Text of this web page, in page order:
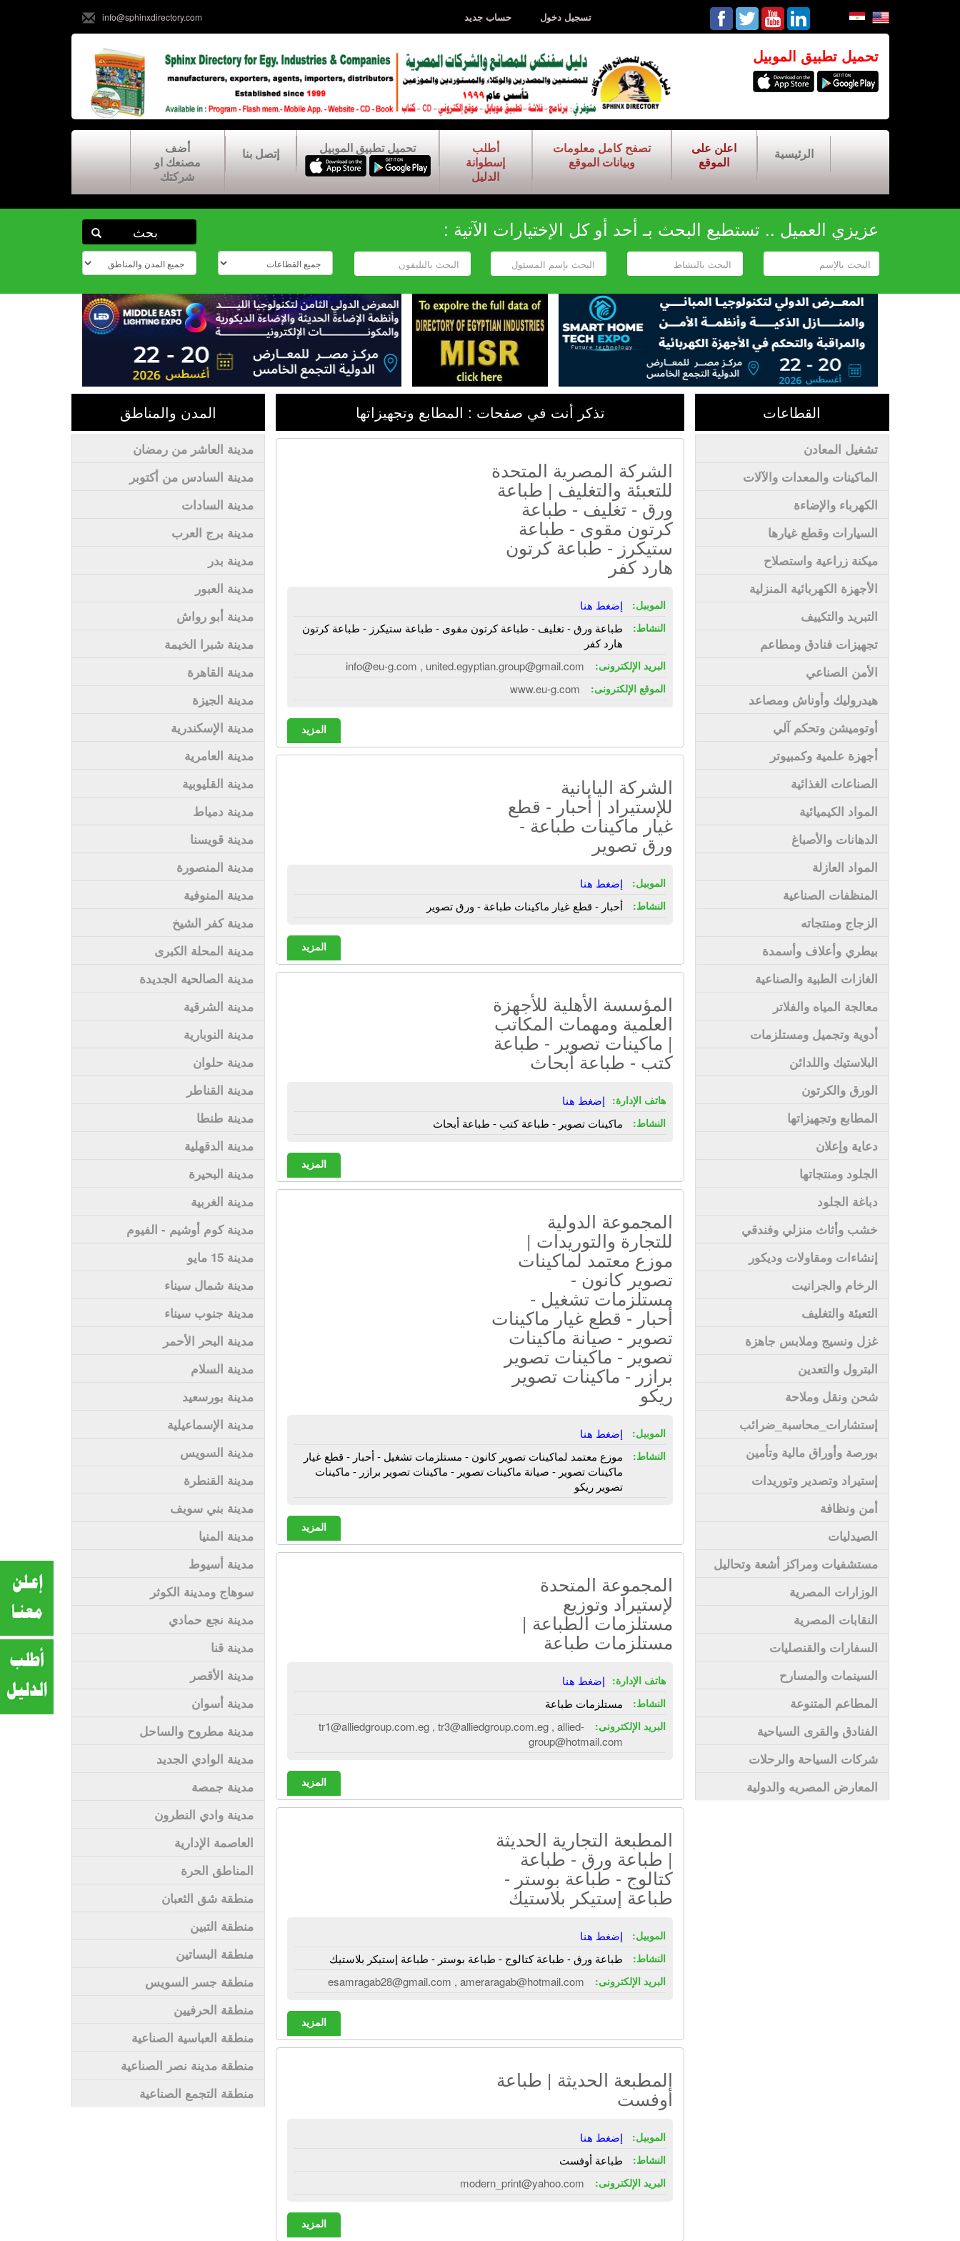
تسجيل دخول حساب جديد info@sphinxdirectory.com
تحميل تطبيق الموبيل
الرئيسية
اعلن على
الموقع
تصفح كامل معلومات
وبيانات الموقع
أطلب
إسطوانة
الدليل
تحميل تطبيق الموبيل إتصل بنا
أضف
مصنعك او
شركتك
عزيزي العميل .. تستطيع البحث بـ أحد أو كل الإختيارات الآتية :
القطاعات
تشغيل المعادن
الماكينات والمعدات والآلات
الكهرباء والإضاءة
السيارات وقطع غيارها
ميكنة زراعية واستصلاح
الأجهزة الكهربائية المنزلية
التبريد والتكييف
تجهيزات فنادق ومطاعم
الأمن الصناعي
هيدروليك وأوناش ومصاعد
أوتوميشن وتحكم آلي
أجهزة علمية وكمبيوتر
الصناعات الغذائية
المواد الكيميائية
الدهانات والأصباغ
المواد العازلة
المنظفات الصناعية
الزجاج ومنتجاته
بيطري وأعلاف وأسمدة
الغازات الطبية والصناعية
معالجة المياه والفلاتر
أدوية وتجميل ومستلزمات
البلاستيك واللدائن
الورق والكرتون
المطابع وتجهيزاتها
دعاية وإعلان
الجلود ومنتجاتها
دباغة الجلود
خشب وأثاث منزلي وفندقي
إنشاءات ومقاولات وديكور
الرخام والجرانيت
التعبئة والتغليف
غزل ونسيج وملابس جاهزة
البترول والتعدين
شحن ونقل وملاحة
إستشارات_محاسبة_ضرائب
بورصة وأوراق مالية وتأمين
إستيراد وتصدير وتوريدات
أمن ونظافة
الصيدليات
مستشفيات ومراكز أشعة وتحاليل
الوزارات المصرية
النقابات المصرية
السفارات والقنصليات
السينمات والمسارح
المطاعم المتنوعة
الفنادق والقرى السياحية
شركات السياحة والرحلات
المعارض المصريه والدولية
تذكر أنت في صفحات : المطابع وتجهيزاتها
الشركة المصرية المتحدة
للتعبئة والتغليف | طباعة
ورق - تغليف - طباعة
كرتون مقوى - طباعة
ستيكرز - طباعة كرتون
هارد كفر
الموبيل: إضغط هنا
النشاط:
طباعة ورق - تغليف - طباعة كرتون مقوى - طباعة ستيكرز - طباعة كرتون
هارد كفر
البريد الإلكترونى: info@eu-g.com , united.egyptian.group@gmail.com
الموقع الإلكترونى: www.eu-g.com
المزيد
الشركة اليابانية
للإستيراد | أحبار - قطع
غيار ماكينات طباعة -
ورق تصوير
الموبيل: إضغط هنا
النشاط: أحبار - قطع غيار ماكينات طباعة - ورق تصوير
المزيد
المؤسسة الأهلية للأجهزة
العلمية ومهمات المكاتب
| ماكينات تصوير - طباعة
كتب - طباعة أبحاث
هاتف الإدارة: إضغط هنا
النشاط: ماكينات تصوير - طباعة كتب - طباعة أبحاث
المزيد
المجموعة الدولية
للتجارة والتوريدات |
موزع معتمد لماكينات
تصوير كانون -
مستلزمات تشغيل -
أحبار - قطع غيار ماكينات
تصوير - صيانة ماكينات
تصوير - ماكينات تصوير
برازر - ماكينات تصوير
ريكو
الموبيل: إضغط هنا
النشاط:
موزع معتمد لماكينات تصوير كانون - مستلزمات تشغيل - أحبار - قطع غيار
ماكينات تصوير - صيانة ماكينات تصوير - ماكينات تصوير برازر - ماكينات
تصوير ريكو
المزيد
المجموعة المتحدة
لإستيراد وتوزيع
مستلزمات الطباعة |
مستلزمات طباعة
هاتف الإدارة: إضغط هنا
النشاط: مستلزمات طباعة
البريد الإلكترونى:
tr1@alliedgroup.com.eg , tr3@alliedgroup.com.eg , allied-
group@hotmail.com
المزيد
المطبعة التجارية الحديثة
| طباعة ورق - طباعة
كتالوج - طباعة بوستر -
طباعة إستيكر بلاستيك
الموبيل: إضغط هنا
النشاط: طباعة ورق - طباعة كتالوج - طباعة بوستر - طباعة إستيكر بلاستيك
البريد الإلكترونى: esamragab28@gmail.com , ameraragab@hotmail.com
المزيد
المطبعة الحديثة | طباعة
أوفست
الموبيل: إضغط هنا
النشاط: طباعة أوفست
البريد الإلكترونى: modern_print@yahoo.com
المزيد
المدن والمناطق
مدينة العاشر من رمضان
مدينة السادس من أكتوبر
مدينة السادات
مدينة برج العرب
مدينة بدر
مدينة العبور
مدينة أبو رواش
مدينة شبرا الخيمة
مدينة القاهرة
مدينة الجيزة
مدينة الإسكندرية
مدينة العامرية
مدينة القليوبية
مدينة دمياط
مدينة قويسنا
مدينة المنصورة
مدينة المنوفية
مدينة كفر الشيخ
مدينة المحلة الكبرى
مدينة الصالحية الجديدة
مدينة الشرقية
مدينة النوبارية
مدينة حلوان
مدينة القناطر
مدينة طنطا
مدينة الدقهلية
مدينة البحيرة
مدينة الغربية
مدينة كوم أوشيم - الفيوم
مدينة 15 مايو
مدينة شمال سيناء
مدينة جنوب سيناء
مدينة البحر الأحمر
مدينة السلام
مدينة بورسعيد
مدينة الإسماعيلية
مدينة السويس
مدينة القنطرة
مدينة بني سويف
مدينة المنيا
مدينة أسيوط
سوهاج ومدينة الكوثر
مدينة نجع حمادي
مدينة قنا
مدينة الأقصر
مدينة أسوان
مدينة مطروح والساحل
مدينة الوادي الجديد
مدينة جمصة
مدينة وادي النطرون
العاصمة الإدارية
المناطق الحرة
منطقة شق الثعبان
منطقة التبين
منطقة البساتين
منطقة جسر السويس
منطقة الحرفيين
منطقة العباسية الصناعية
منطقة مدينة نصر الصناعية
منطقة التجمع الصناعية